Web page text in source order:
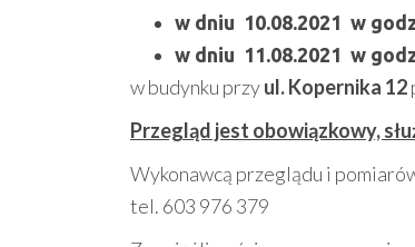
w dniu 10.08.2021 w
w dniu 11.08.2021 w
w budynku przyul. Kopernika 12
Przegląd jest obowiązkowy,
Wykonawcą przeglądu i
tel. 603 976